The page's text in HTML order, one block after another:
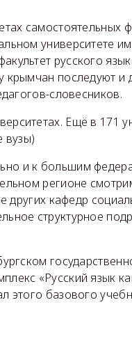
самостоятельных
университете
русского
крымчан последуют и
словесников.
Ещё в 171
вузы)
и к большим
регионе
других кафедр
структурное
«Русский язык
этого базового